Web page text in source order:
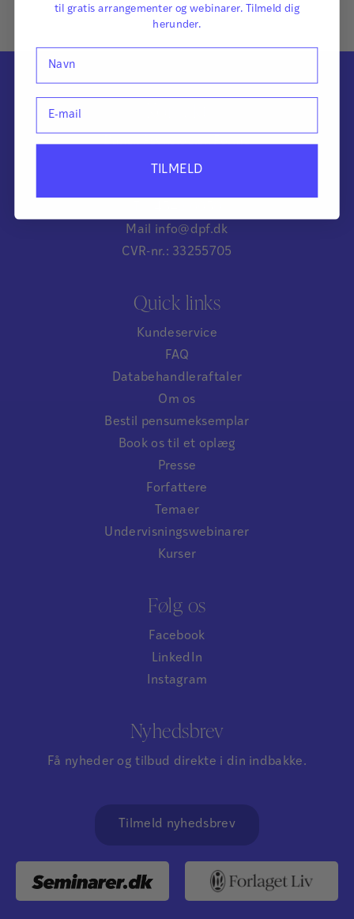
Dansk Psykologisk Forlag
Knabrostræde 3, 1. sal
Mail info@dpf.dk
CVR-nr.: 33255705
Quick links
Kundeservice
FAQ
Databehandleraftaler
Om os
Bestil pensumeksemplar
Book os til et oplæg
Presse
Forfattere
Temaer
Undervisningswebinarer
Kurser
Følg os
Facebook
LinkedIn
Instagram
Nyhedsbrev
Få nyheder og tilbud direkte i din indbakke.
Tilmeld nyhedsbrev
til gratis arrangementer og webinarer. Tilmeld dig
herunder.
TILMELD